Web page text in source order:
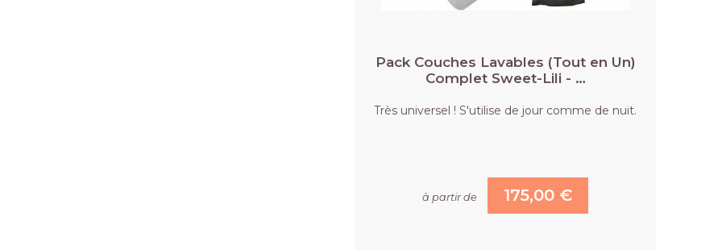
Pack Couches Lavables (Tout en Un)
Complet Sweet-Lili - …
Très universel ! S'utilise de jour comme de nuit.
à partir de 175,00 €